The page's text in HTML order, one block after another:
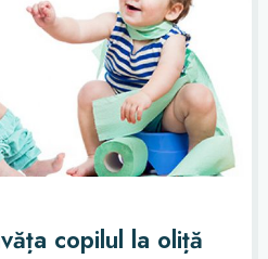
copilul la oliță